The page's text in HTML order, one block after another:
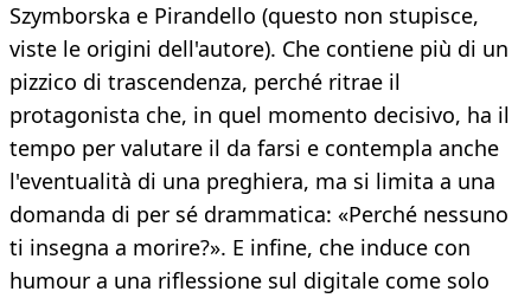
Szymborska e Pirandello (questo non stupisce,
viste le origini dell'autore). Che contiene più di un
pizzico di trascendenza, perché ritrae il
protagonista che, in quel momento decisivo, ha il
tempo per valutare il da farsi e contempla anche
l'eventualità di una preghiera, ma si limita a una
domanda di per sé drammatica: «Perché nessuno
ti insegna a morire?». E infine, che induce con
humour a una riflessione sul digitale come solo